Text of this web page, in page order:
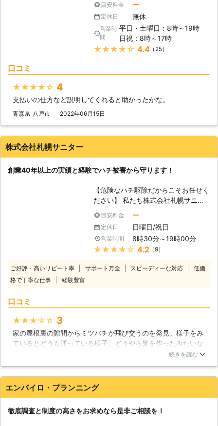
ジュールで日程調整をします。 当日
のスケジュール次第では即日対応もで
きますので、お気軽にご依頼くださ
い。 ●その他害虫駆除もお任せ！
Hokkaiサービスは蟻の駆除以外にも
なら当店にお任せください。
さえシロアリというのは生息していま
す。夏の暑さは北国も関東に負けず劣
らずです。春のおとずれととともに、
シロアリの被害が徐々に増え始めま
す。大事な家を食い荒らすシロアリへ
海道はヤマトシロアリに要注意】 私
達が主に相手にしているシロアリは
ロアリは、イエシロアリよりも数が少
す。しかし、それなら安心というわけ
ではなく、1箇所に巣をまとめず、住
宅内や土地の中にバラバラと暮らすの
で、広い範囲に被害が出ることが考え
られます。 【春先に要注意】 北国も
春にはちゃんと暖かくなります。それ
を待ち構えていたかのように、シロア
リの巣にいたアリの一部が羽アリとな
リの群飛が見られたら、すぐご相談下
目安料金 ー
定休日 無休
営業時
間
平日・土曜日：8時～19時
日祝：8時～17時
★★★★★ 4.4（25）
口コミ
★★★★★ 4
支払いの仕方など説明してくれると助かったかな。
青森県 八戸市 2022年06月15日
株式会社札幌サニター
創業40年以上の実績と経験でハチ被害から守ります！
【危険なハチ駆除だからこそお任せく
ださい】 私たち株式会社札幌サニタ
って有害生物と戦ってきました。その
中でも、毎年多くの被害者を出す「ハ
チ」の駆除は特にご依頼の多い業務で
もあります。危険性が高いハチ駆除だ
【ハチの巣を見つけたら】 ハチ被害
を見かけた際には、むやみに刺激せず
に、そっと離れることが重要になるで
しょう。夏から秋にかけての、ハチが
かないことも重要になります。どうし
は、ぜひ私たちにご相談下さい。迅速
目安料金 ー
定休日 日曜日/祝日
営業時間 8時30分～19時00分
★★★★★ 4.2 （9）
ご好評・高いリピート率 サポート万全 スピーディーな対応
低価
格で丁寧な仕事
経験豊富
口コミ
★★★★★ 3
家の屋根裏の隙間からミツバチが飛び交うのを発見。様子をみ
ているとどうも通っている様子。どうやら巣を作ったみたいな
ので、早速業者さんに駆除のお願いをすることとしました。ネ
で対応して頂けたのでこれ以上ハチが増えることもなく、大変
助かりました。ありがとうございました。
北海道 札幌市東区 2016年12月31日
続きを読む
エンバイロ・プランニング
徹底調査と制度の高さをお求めなら是非ご相談を！